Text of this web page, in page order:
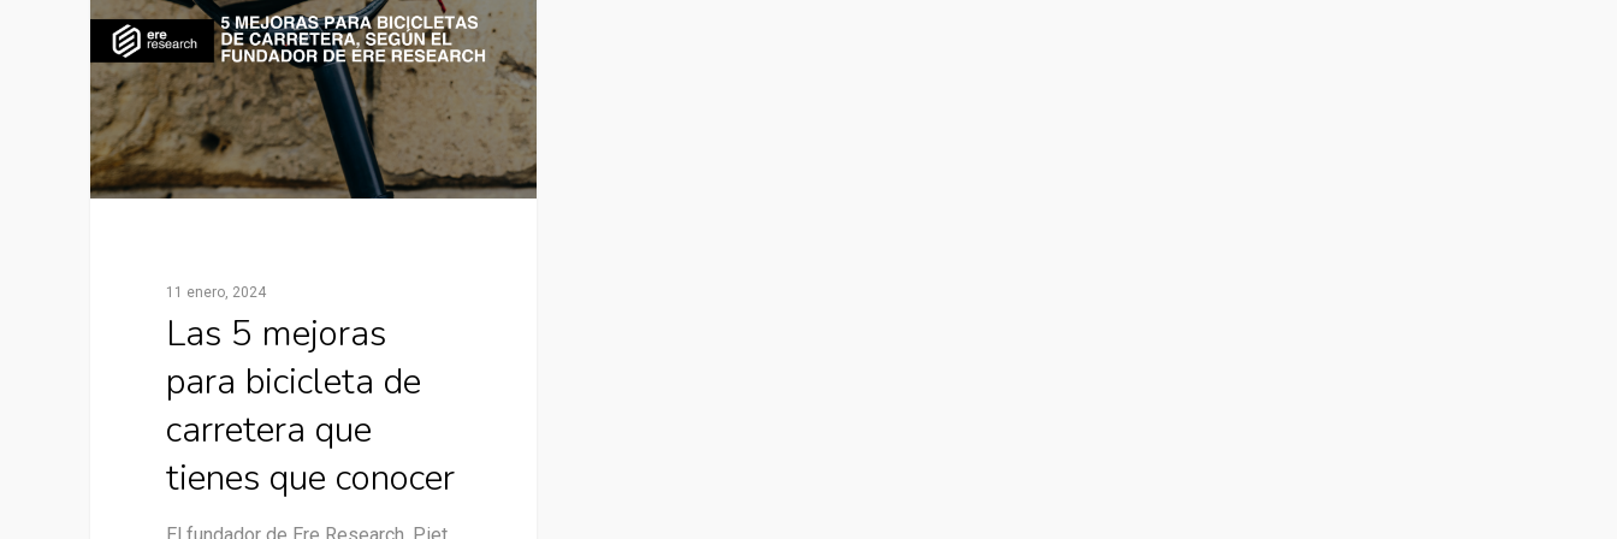
11 enero, 2024
Las 5 mejoras
para bicicleta de
carretera que
tienes que conocer